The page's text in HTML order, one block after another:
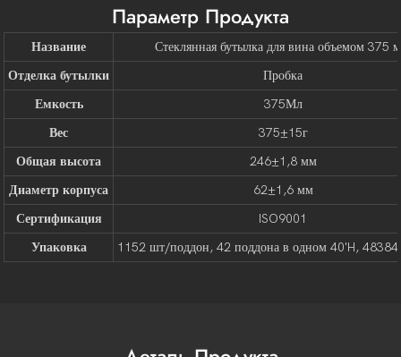
Параметр Продукта
Название
Стеклянная бутылка для вина объемом 375
Отделка бутылки
Пробка
Емкость
375Мл
Вес
375±15г
Общая высота
246±1,8 мм
Диаметр корпуса
62±1,6 мм
Сертификация
ISO9001
Упаковка
1152 шт/поддон, 42 поддона в одном 40'H,